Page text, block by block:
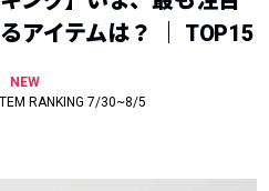
アイテムは？ ｜ TOP15
NEW
RANKING 7/30~8/5